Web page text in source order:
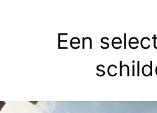
Een